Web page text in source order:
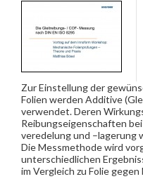
Zur Einstellung der
Folien werden Additive
verwendet. Deren
Reibungseigenschaften
veredelung und –lagerung
Die Messmethode wird
unterschiedlichen
im Vergleich zu Folie